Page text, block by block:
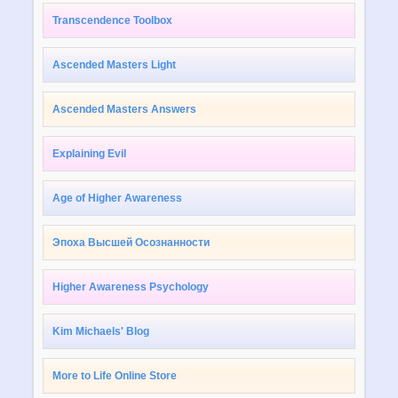
Transcendence Toolbox
Ascended Masters Light
Ascended Masters Answers
Explaining Evil
Age of Higher Awareness
Эпоха Высшей Осознанности
Higher Awareness Psychology
Kim Michaels' Blog
More to Life Online Store